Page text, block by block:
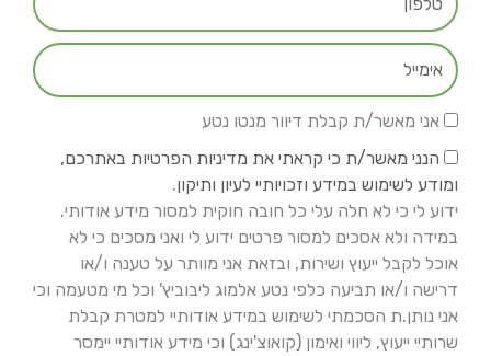
אימייל
אני מאשר/ת קבלת דיוור מנטו נטע
הנני מאשר/ת כי קראתי את מדיניות הפרטיות באתרכם,
ומודע לשימוש במידע וזכויותיי לעיון ותיקון.
ידוע לי כי לא חלה עלי כל חובה חוקית למסור מידע אודותי.
במידה ולא אסכים למסור פרטים ידוע לי ואני מסכים כי לא
אוכל לקבל ייעוץ ושירות, ובזאת אני מוותר על טענה ו/או
דרישה ו/או תביעה כלפי נטע אלמוג ליבוביץ' וכל מי מטעמה וכי
אני נותן.ת הסכמתי לשימוש במידע אודותיי למטרת קבלת
שרותיי ייעוץ, ליווי ואימון (קואוצ'ינג) וכי מידע אודותיי יימסר